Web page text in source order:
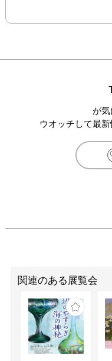
が
ウオッチして最
関連のある展覧会